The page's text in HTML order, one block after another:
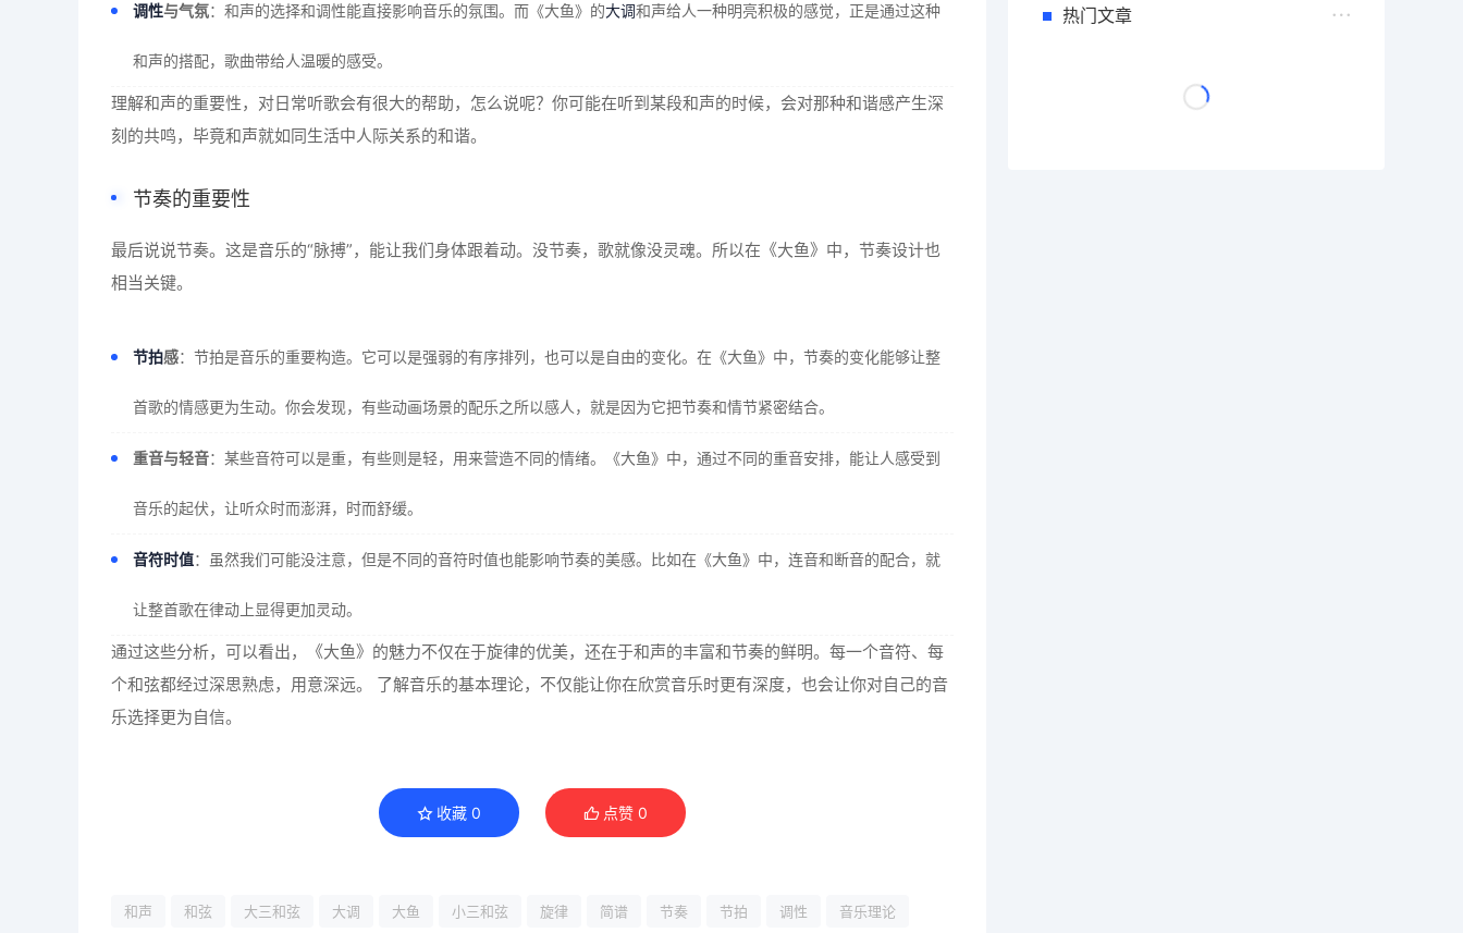
调性与气氛：和声的选择和调性能直接影响音乐的氛围。而《大鱼》的大调和声给人一种明亮积极的感觉，正是通过这种
和声的搭配，歌曲带给人温暖的感受。
理解和声的重要性，对日常听歌会有很大的帮助，怎么说呢？你可能在听到某段和声的时候，会对那种和谐感产生深
刻的共鸣，毕竟和声就如同生活中人际关系的和谐。
节奏的重要性
最后说说节奏。这是音乐的“脉搏”，能让我们身体跟着动。没节奏，歌就像没灵魂。所以在《大鱼》中，节奏设计也
相当关键。
节拍感：节拍是音乐的重要构造。它可以是强弱的有序排列，也可以是自由的变化。在《大鱼》中，节奏的变化能够让整
首歌的情感更为生动。你会发现，有些动画场景的配乐之所以感人，就是因为它把节奏和情节紧密结合。
重音与轻音：某些音符可以是重，有些则是轻，用来营造不同的情绪。《大鱼》中，通过不同的重音安排，能让人感受到
音乐的起伏，让听众时而澎湃，时而舒缓。
音符时值：虽然我们可能没注意，但是不同的音符时值也能影响节奏的美感。比如在《大鱼》中，连音和断音的配合，就
让整首歌在律动上显得更加灵动。
通过这些分析，可以看出，《大鱼》的魅力不仅在于旋律的优美，还在于和声的丰富和节奏的鲜明。每一个音符、每
个和弦都经过深思熟虑，用意深远。 了解音乐的基本理论，不仅能让你在欣赏音乐时更有深度，也会让你对自己的音
乐选择更为自信。
收藏 0 点赞 0
和声 和弦 大三和弦 大调 大鱼 小三和弦 旋律 简谱 节奏 节拍 调性 音乐理论
热门文章